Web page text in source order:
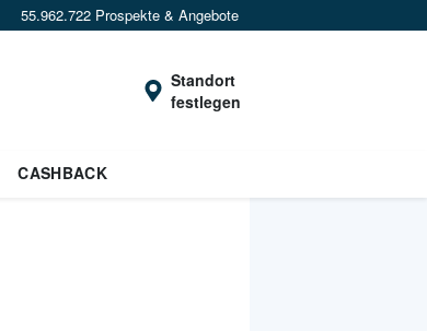
55.962.722 Prospekte & Angebote
Standort
festlegen
CASHBACK